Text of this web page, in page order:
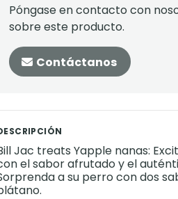
Póngase en contacto con
sobre este producto.
Contáctanos
Jac treats Yapple nanas:
el sabor afrutado y el
a su perro con dos